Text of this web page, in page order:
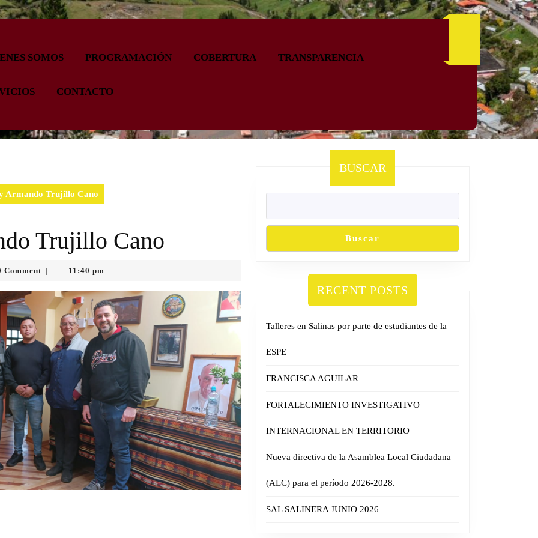
SOMOS PROGRAMACIÓN COBERTURA TRANSPARENCIA
CONTACTO
Armando Trujillo Cano
Trujillo Cano
Comment 11:40 pm
BUSCAR
Buscar
RECENT POSTS
Talleres en Salinas por parte de estudiantes de la
ESPE
FRANCISCA AGUILAR
FORTALECIMIENTO INVESTIGATIVO
INTERNACIONAL EN TERRITORIO
Nueva directiva de la Asamblea Local Ciudadana
(ALC) para el período 2026-2028.
SAL SALINERA JUNIO 2026